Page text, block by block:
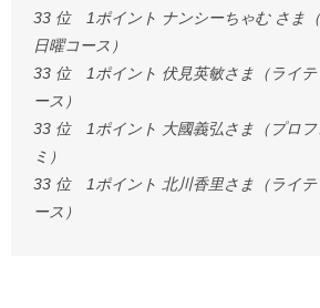
33 位 1ポイント ナンシーちゃむ さま
日曜コース）
33 位 1ポイント 伏見英敏さま（ライテ
ース）
33 位 1ポイント 大國義弘さま（プロフ
ミ）
33 位 1ポイント 北川香里さま（ライテ
ース）